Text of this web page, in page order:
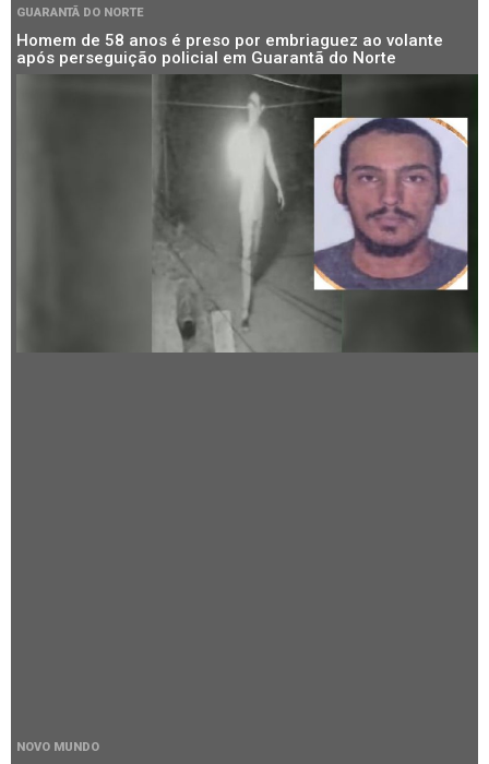
GUARANTÃ DO NORTE
Homem de 58 anos é preso por embriaguez ao volante
após perseguição policial em Guarantã do Norte
NOVO MUNDO